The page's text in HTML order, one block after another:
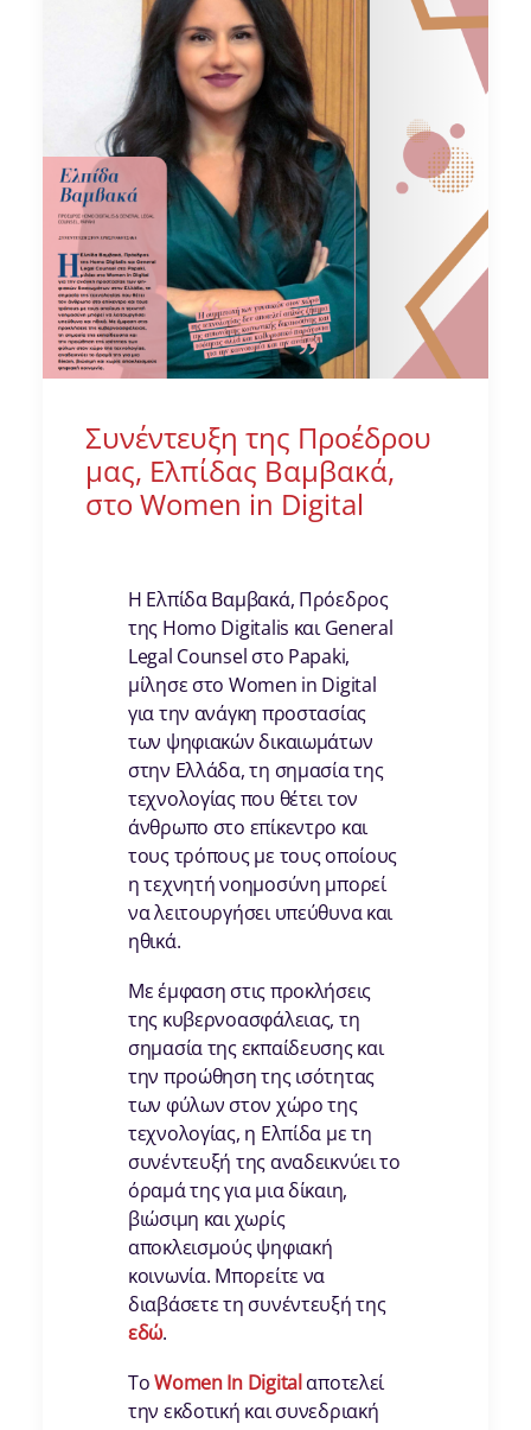
Συνέντευξη της Προέδρου
μας, Ελπίδας Βαμβακά,
στο Women in Digital
Η Ελπίδα Βαμβακά, Πρόεδρος
της Homo Digitalis και General
Legal Counsel στο Papaki,
μίλησε στο Women in Digital
για την ανάγκη προστασίας
των ψηφιακών δικαιωμάτων
στην Ελλάδα, τη σημασία της
τεχνολογίας που θέτει τον
άνθρωπο στο επίκεντρο και
τους τρόπους με τους οποίους
η τεχνητή νοημοσύνη μπορεί
να λειτουργήσει υπεύθυνα και
ηθικά.
Με έμφαση στις προκλήσεις
της κυβερνοασφάλειας, τη
σημασία της εκπαίδευσης και
την προώθηση της ισότητας
των φύλων στον χώρο της
τεχνολογίας, η Ελπίδα με τη
συνέντευξή της αναδεικνύει το
όραμά της για μια δίκαιη,
βιώσιμη και χωρίς
αποκλεισμούς ψηφιακή
κοινωνία. Μπορείτε να
διαβάσετε τη συνέντευξή της
εδώ.
ΤοWomen In Digitalαποτελεί
την εκδοτική και συνεδριακή